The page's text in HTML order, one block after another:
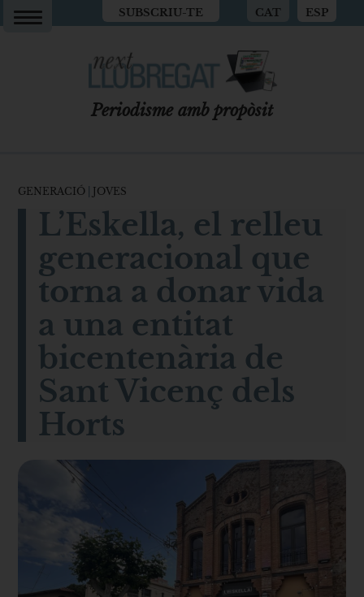
SUBSCRIU-TE CAT ESP
Periodisme amb propòsit
GENERACIÓ JOVES
L’Eskella, el relleu
generacional que
torna a donar vida
a una entitat
bicentenària de
Sant Vicenç dels
Horts